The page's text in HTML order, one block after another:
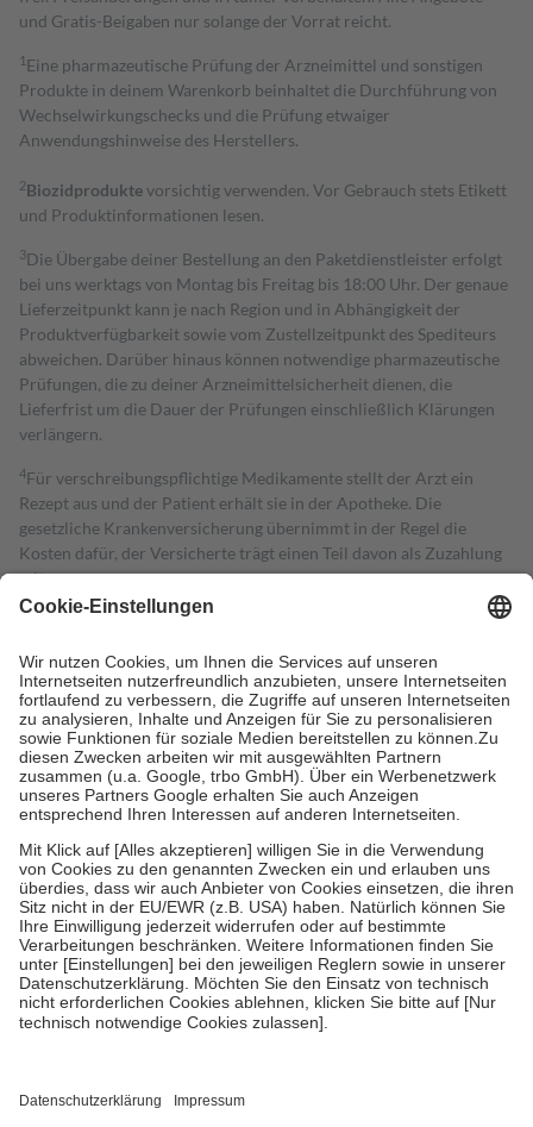
und Gratis-Beigaben nur solange der Vorrat reicht.
1 Eine pharmazeutische Prüfung der Arzneimittel und sonstigen
Produkte in deinem Warenkorb beinhaltet die Durchführung von
Wechselwirkungschecks und die Prüfung etwaiger
Anwendungshinweise des Herstellers.
2Biozidproduktevorsichtig verwenden. Vor Gebrauch stets Etikett
und Produktinformationen lesen.
3Die Übergabe deiner Bestellung an den Paketdienstleister erfolgt
bei uns werktags von Montag bis Freitag bis 18:00 Uhr. Der genaue
Lieferzeitpunkt kann je nach Region und in Abhängigkeit der
Produktverfügbarkeit sowie vom Zustellzeitpunkt des Spediteurs
abweichen. Darüber hinaus können notwendige pharmazeutische
Prüfungen, die zu deiner Arzneimittelsicherheit dienen, die
Lieferfrist um die Dauer der Prüfungen einschließlich Klärungen
verlängern.
4Für verschreibungspflichtige Medikamente stellt der Arzt ein
Rezept aus und der Patient erhält sie in der Apotheke. Die
gesetzliche Krankenversicherung übernimmt in der Regel die
Kosten dafür, der Versicherte trägt einen Teil davon als Zuzahlung
mit.
Grundsätzlich leisten Mitglieder Zuzahlungen in Höhe von zehn
höchstens zehn Euro.
Es sind jedoch nie mehr als die tatsächlichen
Kosten der Leistung zu entrichten.
Diese Regeln gelten grundsätzlich auch für Online-Apotheken.
Bei Heilmitteln und häuslicher Krankenpflege beträgt die
Zuzahlung zehn Prozent der Kosten sowie zehn Euro je
Verordnung.
Um das Engagement der Versicherten für ihre eigene Gesundheit zu
stärken und die besondere Stellung der Familie zu unterstützen,
fallenkeine Zuzahlungenan bei:
• Kindern und Jugendlichen bis zum vollendeten 18. Lebensjahr
mit Ausnahme der Fahrkosten
• Untersuchungen zur Vorsorge und Früherkennung, die von der
GKV getragen werden
• empfohlenen Schutzimpfungen
• Harn- und Blutteststreifen
getroffen, um sicherzustellen, dass es sich um echte Bewertungen